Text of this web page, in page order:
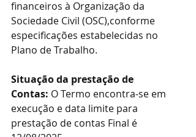
financeiros à Organização da
Sociedade Civil (OSC),conforme
especificações estabelecidas no
Plano de Trabalho.
Situação da prestação de
Contas: O Termo encontra-se em
execução e data limite para
prestação de contas Final é